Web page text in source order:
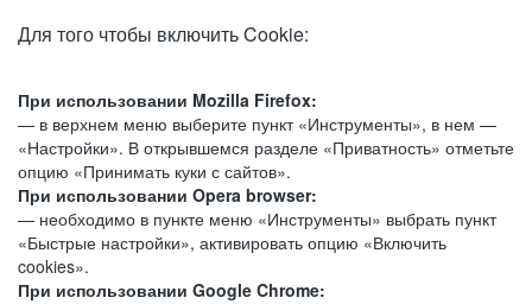
Для того чтобы включить Cookie:
При использовании Mozilla Firefox:
— в верхнем меню выберите пункт «Инструменты», в нем —
«Настройки». В открывшемся разделе «Приватность» отметьте
опцию «Принимать куки с сайтов».
При использовании Opera browser:
— необходимо в пункте меню «Инструменты» выбрать пункт
«Быстрые настройки», активировать опцию «Включить
cookies».
При использовании Google Chrome: